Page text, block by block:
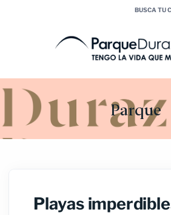
BUSCA TU
Parque
Playas